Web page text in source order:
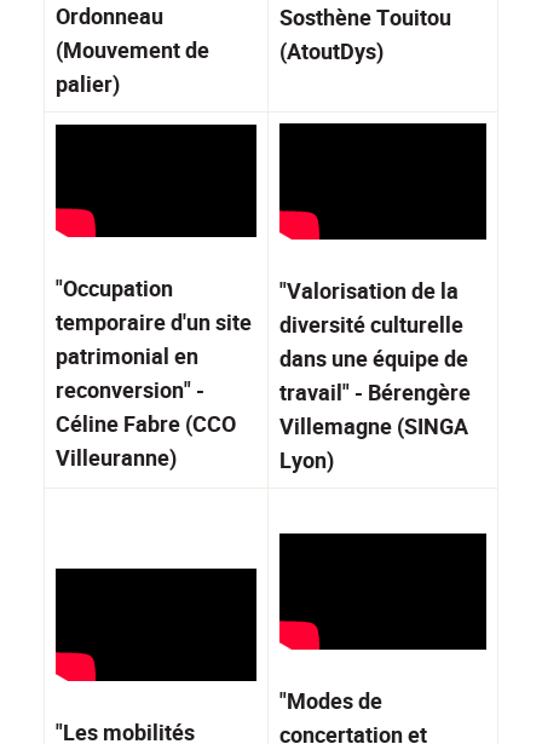
Ordonneau
(Mouvement de
palier)
Sosthène Touitou
(AtoutDys)
"Occupation
temporaire d'un site
patrimonial en
reconversion" -
Céline Fabre (CCO
Villeuranne)
"Valorisation de la
diversité culturelle
dans une équipe de
travail" - Bérengère
Villemagne (SINGA
Lyon)
"Les mobilités
"Modes de
concertation et